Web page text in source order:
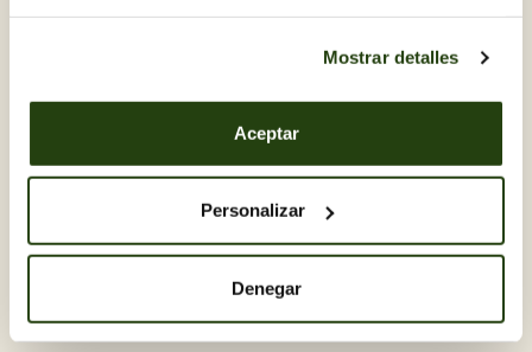
Mostrar detalles
Aceptar
Personalizar
Denegar
Garantia de qualitat
productes de la més alta qualitat. El nostre compromís
amb l'excel·lència es reflecteix a cada flor i planta,
seleccionades amb cura i rebudes diàriament per garantir
la seva frescor i òptim estat en arribar al seu destí.
Recull gratis a la botiga amb Click & Go
Compra en línia i tria la botiga per recollir la
comanda quan et vagi bé.